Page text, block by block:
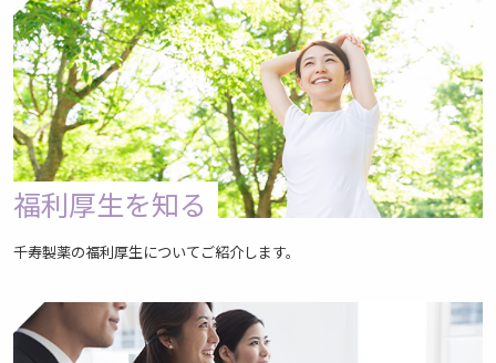
福利厚生を知る
千寿製薬の福利厚生についてご紹介します。